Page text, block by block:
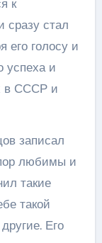
к
сразу стал
его голосу и
успеха и
в СССР и
записал
любимы и
такие
такой
Его